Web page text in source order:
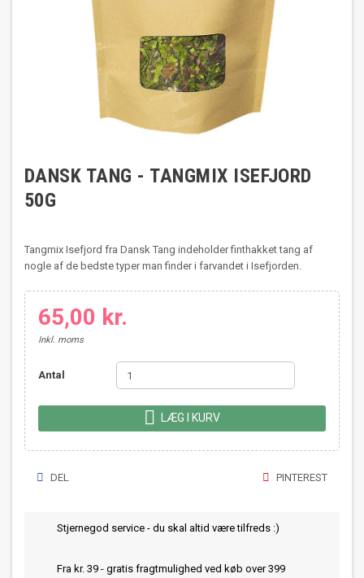
DANSK TANG - TANGMIX ISEFJORD
50G
Tangmix Isefjord fra Dansk Tang indeholder finthakket tang af
nogle af de bedste typer man finder i farvandet i Isefjorden.
65,00 kr.
Inkl. moms
Antal
 LÆG I KURV
DEL PINTEREST
Stjernegod service - du skal altid være tilfreds :)
Fra kr. 39 - gratis fragtmulighed ved køb over 399